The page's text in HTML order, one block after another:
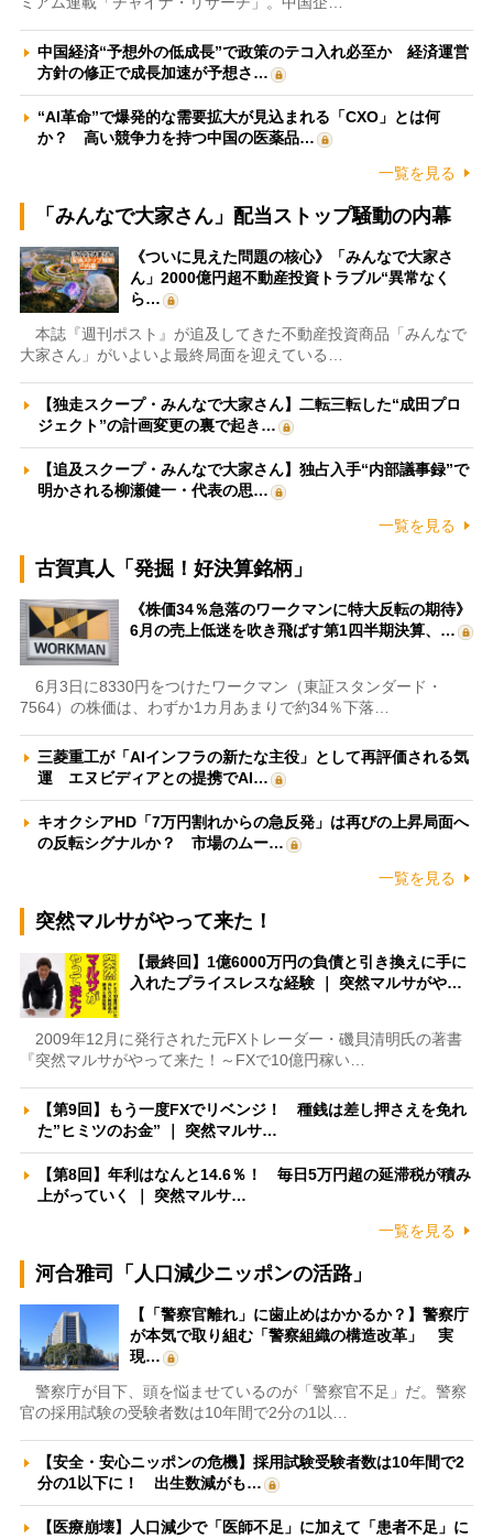
中国経済“予想外の低成長”で政策のテコ入れ必至か 経済運営
方針の修正で成長加速が予想さ…
“AI革命”で爆発的な需要拡大が見込まれる「CXO」とは何
か？ 高い競争力を持つ中国の医薬品…
一覧を見る
「みんなで大家さん」配当ストップ騒動の内幕
《ついに見えた問題の核心》「みんなで大家さ
ん」2000億円超不動産投資トラブル“異常なく
ら…
本誌『週刊ポスト』が追及してきた不動産投資商品「みんなで
大家さん」がいよいよ最終局面を迎えている…
【独走スクープ・みんなで大家さん】二転三転した“成田プロ
ジェクト”の計画変更の裏で起き…
【追及スクープ・みんなで大家さん】独占入手“内部議事録”で
明かされる柳瀬健一・代表の思…
一覧を見る
古賀真人「発掘！好決算銘柄」
《株価34％急落のワークマンに特大反転の期待》
6月の売上低迷を吹き飛ばす第1四半期決算、…
6月3日に8330円をつけたワークマン（東証スタンダード・
7564）の株価は、わずか1カ月あまりで約34％下落…
三菱重工が「AIインフラの新たな主役」として再評価される気
運 エヌビディアとの提携でAI…
キオクシアHD「7万円割れからの急反発」は再びの上昇局面へ
の反転シグナルか？ 市場のムー…
一覧を見る
突然マルサがやって来た！
【最終回】1億6000万円の負債と引き換えに手に
入れたプライスレスな経験 ｜ 突然マルサがや…
2009年12月に発行された元FXトレーダー・磯貝清明氏の著書
『突然マルサがやって来た！～FXで10億円稼い…
【第9回】もう一度FXでリベンジ！ 種銭は差し押さえを免れ
た”ヒミツのお金” ｜ 突然マルサ…
【第8回】年利はなんと14.6％！ 毎日5万円超の延滞税が積み
上がっていく ｜ 突然マルサ…
一覧を見る
河合雅司「人口減少ニッポンの活路」
【「警察官離れ」に歯止めはかかるか？】警察庁
が本気で取り組む「警察組織の構造改革」 実
現…
警察庁が目下、頭を悩ませているのが「警察官不足」だ。警察
官の採用試験の受験者数は10年間で2分の1以…
【安全・安心ニッポンの危機】採用試験受験者数は10年間で2
分の1以下に！ 出生数減がも…
【医療崩壊】人口減少で「医師不足」に加えて「患者不足」に